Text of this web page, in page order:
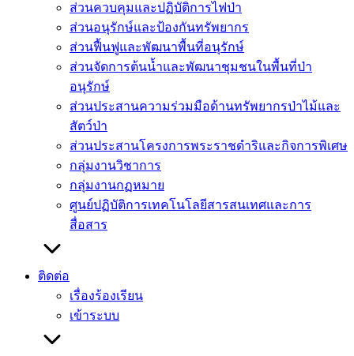
ส่วนควบคุมและปฏิบัติการไฟป่า
ส่วนอนุรักษ์และป้องกันทรัพยากร
ส่วนฟื้นฟูและพัฒนาพื้นที่อนุรักษ์
ส่วนจัดการต้นน้ำและพัฒนาชุมชนในพื้นที่ป่า
อนุรักษ์
ส่วนประสานความร่วมมือด้านทรัพยากรป่าไม้และ
สัตว์ป่า
ส่วนประสานโครงการพระราชดำริและกิจการพิเศษ
กลุ่มงานวิชาการ
กลุ่มงานกฏหมาย
ศูนย์ปฏิบัติการเทคโนโลยีสารสนเทศและการ
สื่อสาร
ติดต่อ
เรื่องร้องเรียน
เข้าระบบ